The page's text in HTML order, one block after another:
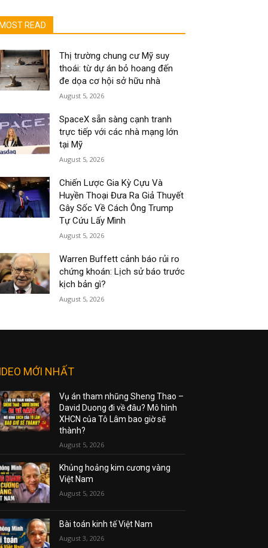
MOST READ
Thị trường chung cư Mỹ suy
thoái: từ dự án bỏ hoang đến
đe dọa cơ hội sở hữu nhà
August 5, 2026
SpaceX sẵn sàng cạnh tranh
trực tiếp với các nhà mạng lớn
tại Mỹ
August 5, 2026
Chiến Lược Gia Kỳ Cựu Và
Huyền Thoại Đưa Ra Giả Thuyết
Gây Sốc Về Cách Ông Trump
Tự Cứu Lấy Mình
August 5, 2026
Warren Buffett cảnh báo rủi ro
chứng khoán: Lịch sử báo trước
kịch bản gì?
August 5, 2026
MỚI NHẤT
Vụ án tham nhũng Sheng Thao –
David Duong đi về đâu? Mô hình
XHCN của Tô Lâm bao giờ sẽ
thành?
August 5, 2026
Khủng hoảng kim cương vàng
Việt Nam
August 5, 2026
Bài toán kinh tế Việt Nam
August 3, 2026